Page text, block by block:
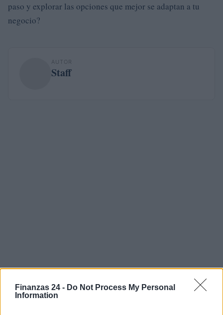
Finanzas 24 - Do Not Process My Personal
Information
paso y explorar las opciones que mejor se adaptan a tu
negocio?
AUTOR
Staff